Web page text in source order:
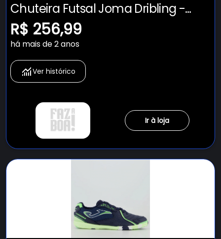
Chuteira Futsal Joma Dribling -
Adulto
R$ 256,99
há mais de 2 anos
Ver histórico
Ir à loja